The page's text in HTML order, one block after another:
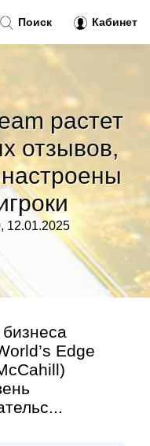
растет
отзывов,
12.01.2025
Edge
Поиск Кабинет